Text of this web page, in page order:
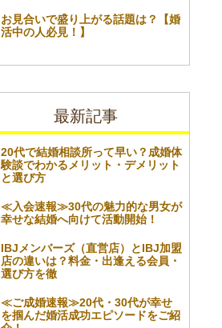
お見合いで盛り上がる話題は？【婚
活中の人必見！】
最新記事
20代で結婚相談所って早い？成婚体
験談でわかるメリット・デメリット
と選び方
≪入会速報≫30代の魅力的な男女が
幸せな結婚へ向けて活動開始！
IBJメンバーズ（直営店）とIBJ加盟
店の違いは？料金・出逢える会員・
選び方を徹
≪ご成婚速報≫20代・30代が幸せ
を掴んだ婚活成功エピソードをご紹